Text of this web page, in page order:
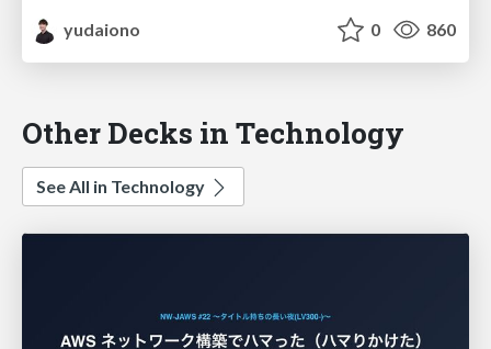
yudaiono
0 860
Other Decks in Technology
See All in Technology